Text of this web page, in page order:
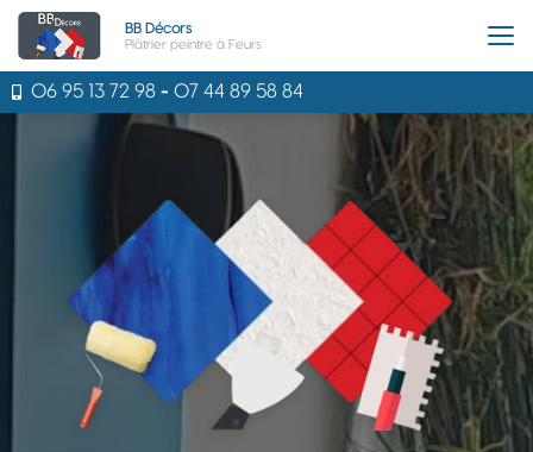
Aller
contenu
06 95 13 72 98 -07 44 89 58 84
BB Décors
Plâtrier peintre à Feurs